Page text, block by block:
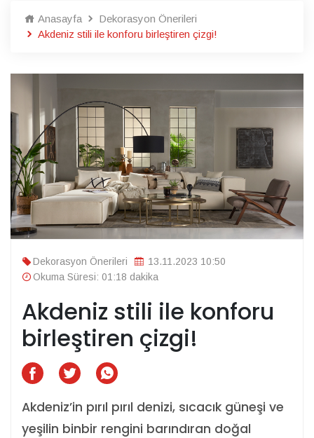
Anasayfa
Dekorasyon Önerileri
Akdeniz stili ile konforu birleştiren çizgi!
Dekorasyon Önerileri
13.11.2023 10:50
Okuma Süresi: 01:18 dakika
Akdeniz stili ile konforu
birleştiren çizgi!
Akdeniz’in pırıl pırıl denizi, sıcacık güneşi ve
yeşilin binbir rengini barındıran doğal